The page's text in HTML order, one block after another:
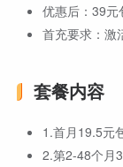
优惠后：39元
首充要求：激
套餐内容
1.首月19.5元
2.第2-48个月